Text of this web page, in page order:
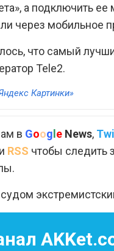
а подключить
через мобильное
что самый
Tele2.
Картинки»
в Google News,
и RSS чтобы следить